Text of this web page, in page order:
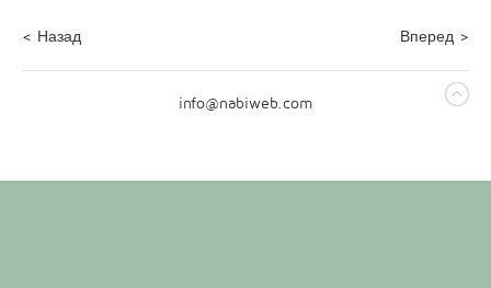
< Назад Вперед >
info@nabiweb.com